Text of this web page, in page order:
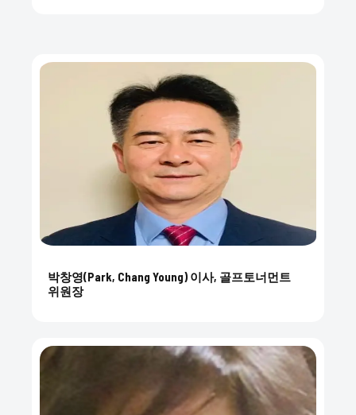
박창영(Park, Chang Young) 이사, 골프토너먼트
위원장